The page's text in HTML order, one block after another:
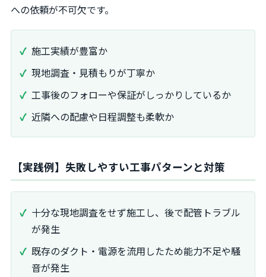
への依頼が不可欠です。
施工実績が豊富か
現地調査・見積もりが丁寧か
工事後のフォローや保証がしっかりしているか
近隣への配慮や日程調整も柔軟か
【実践例】失敗しやすい工事パターンと対策
十分な現地調査をせず施工し、後で配管トラブル
が発生
既存のダクト・電源を流用したため能力不足や騒
音が発生